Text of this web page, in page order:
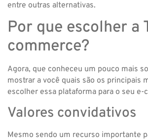
entre outras alternativas.
Por que escolher a
commerce?
Agora, que conheceu um pouco mais
mostrar a você quais são os principais
escolher essa plataforma para o seu e-
Valores convidativos
Mesmo sendo um recurso importante